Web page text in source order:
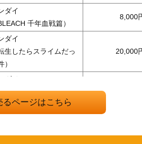
ダイ
千年血戦篇）
8,000
ダイ
生したらスライムだっ
）
20,000
ダイ
）
ダイ
ダイ
ページはこちら